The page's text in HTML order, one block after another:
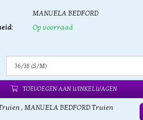
MANUELA BEDFORD
Op voorraad
TOEVOEGEN AAN WINKELWAGEN
, MANUELA BEDFORD Truien